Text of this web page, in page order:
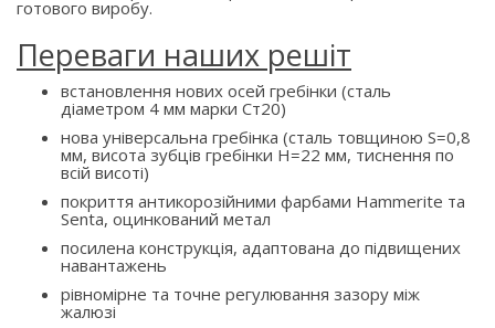
готового виробу.
Переваги наших решіт
встановлення нових осей гребінки (сталь
діаметром 4 мм марки Ст20)
нова універсальна гребінка (сталь товщиною S=0,8
мм, висота зубців гребінки H=22 мм, тиснення по
всій висоті)
покриття антикорозійними фарбами Hammerite та
Senta, оцинкований метал
посилена конструкція, адаптована до підвищених
навантажень
рівномірне та точне регулювання зазору між
жалюзі